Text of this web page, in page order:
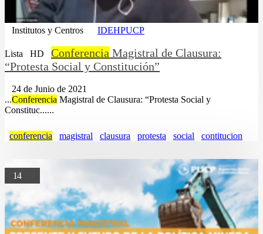
Institutos y Centros IDEHPUCP
Lista HD Conferencia Magistral de Clausura:
“Protesta Social y Constitución”
24 de Junio de 2021
...Conferencia Magistral de Clausura: “Protesta Social y
Constituc......
conferencia magistral clausura protesta social contitucion
14